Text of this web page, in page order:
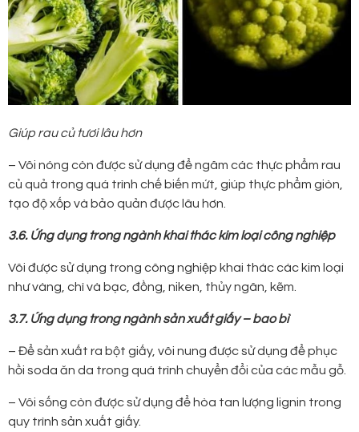
Giúp rau củ tươi lâu hơn
– Vôi nóng còn được sử dụng để ngâm các thực phẩm rau
củ quả trong quá trình chế biến mứt, giúp thực phẩm giòn,
tạo độ xốp và bảo quản được lâu hơn.
3.6. Ứng dụng trong ngành khai thác kim loại công nghiệp
Vôi được sử dụng trong công nghiệp khai thác các kim loại
như vàng, chì và bạc, đồng, niken, thủy ngân, kẽm.
3.7. Ứng dụng trong ngành sản xuất giấy – bao bì
– Để sản xuất ra bột giấy, vôi nung được sử dụng để phục
hồi soda ăn da trong quá trình chuyển đổi của các mẫu gỗ.
– Vôi sống còn được sử dụng để hòa tan lượng lignin trong
quy trình sản xuất giấy.